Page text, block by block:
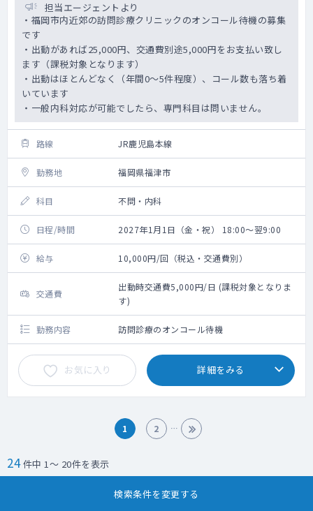
担当エージェントより
・福岡市内近郊の訪問診療クリニックのオンコール待機の募集
です
・出動があれば25,000円、交通費別途5,000円をお支払い致し
ます（課税対象となります）
・出動はほとんどなく（年間0～5件程度）、コール数も落ち着
いています
・一般内科対応が可能でしたら、専門科目は問いません。
路線 JR鹿児島本線
勤務地 福岡県福津市
科目 不問・内科
日程/時間 2027年1月1日（金・祝） 18:00～翌9:00
給与 10,000円/回（税込・交通費別）
交通費
出動時交通費5,000円/日 (課税対象となりま
す)
勤務内容 訪問診療のオンコール待機
お気に入り 詳細をみる
1 2
24件中 1～ 20件を表示
求人検索に戻る
検索条件を変更する